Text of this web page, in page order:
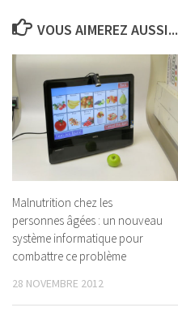
VOUS AIMEREZ AUSSI...
Malnutrition chez les
personnes âgées : un nouveau
système informatique pour
combattre ce problème
28 NOVEMBRE 2012